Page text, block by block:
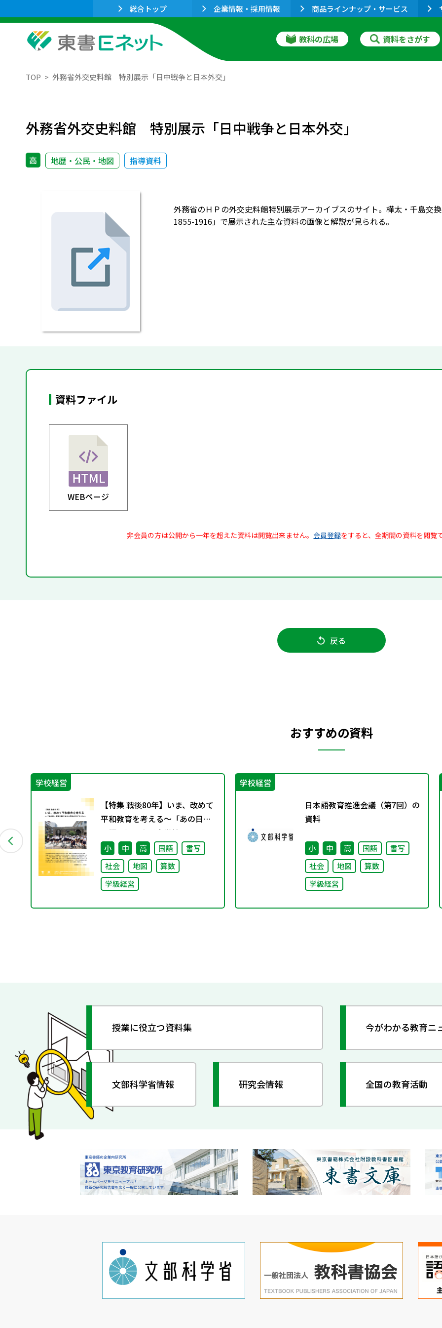
総合トップ 企業情報・採用情報 商品ラインナップ・サービス
教科の広場 資料をさがす
TOP 外務省外交史料館 特別展示「日中戦争と日本外交」
外務省外交史料館 特別展示「日中戦争と日本外交」
高 地歴・公民・地図 指導資料
外務省のＨＰの外交史料館特別展示アーカイブスのサイト。樺太・千島交
1855-1916」で展示された主な資料の画像と解説が見られる。
資料ファイル
WEBページ
非会員の方は公開から一年を超えた資料は閲覧出来ません。 会員登録をすると、全期間の資料を閲覧
戻る
おすすめの資料
学校経営
【特集 戦後80年】いま、改めて
平和教育を考える〜「あの日」
を語り継ぐ本川小学校の子ども
たち〜
小 中 高 国語
書写
社会
地図
算数
学級経営
学校経営
日本語教育推進会議（第7回）の
資料
小 中 高 国語
書写
社会
地図
算数
学級経営
授業に役立つ資料集 今がわかる教育ニ
文部科学省情報 研究会情報 全国の教育活動